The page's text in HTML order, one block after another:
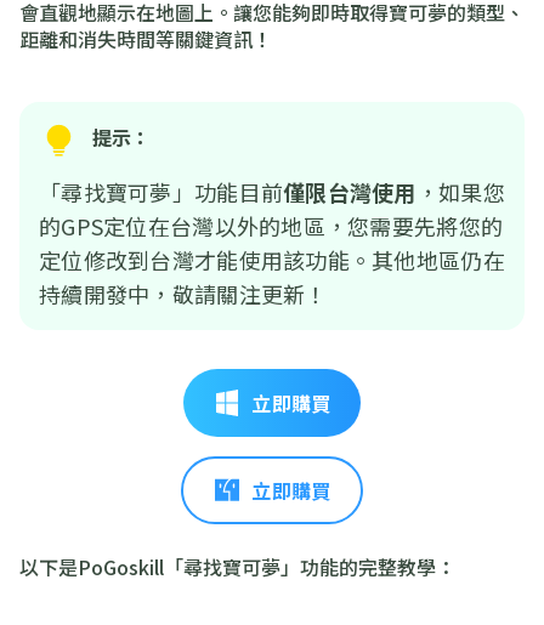
會直觀地顯示在地圖上。讓您能夠即時取得寶可夢的類型、
距離和消失時間等關鍵資訊！
提示：
「尋找寶可夢」功能目前僅限台灣使用 ，如果您
的GPS定位在台灣以外的地區，您需要先將您的
定位修改到台灣才能使用該功能。其他地區仍在
持續開發中，敬請關注更新！
立即購買
立即購買
以下是PoGoskill「尋找寶可夢」功能的完整教學：